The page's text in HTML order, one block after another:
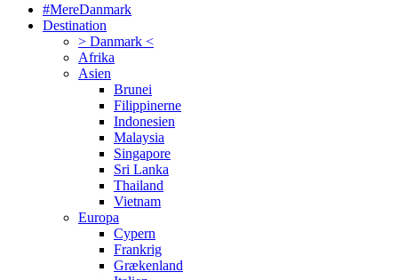
#MereDanmark
Destination
> Danmark <
Afrika
Asien
Brunei
Filippinerne
Indonesien
Malaysia
Singapore
Sri Lanka
Thailand
Vietnam
Europa
Cypern
Frankrig
Grækenland